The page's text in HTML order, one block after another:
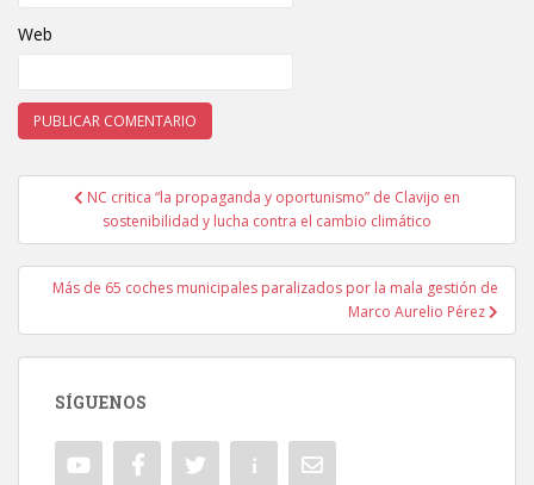
Web
Navegación de entradas
NC critica “la propaganda y oportunismo” de Clavijo en
sostenibilidad y lucha contra el cambio climático
Más de 65 coches municipales paralizados por la mala gestión de
Marco Aurelio Pérez
SÍGUENOS